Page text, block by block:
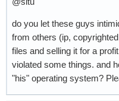
do you let these guys
from others (ip,
files and selling it for a
violated some things. and
"his" operating system?